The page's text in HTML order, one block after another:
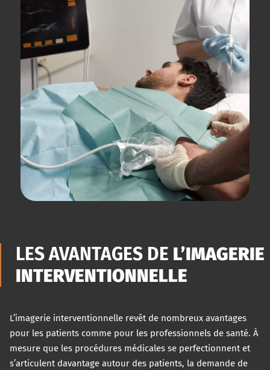
LES AVANTAGES DE L’IMAGERIE
INTERVENTIONNELLE
L’imagerie interventionnelle revêt de nombreux avantages
pour les patients comme pour les professionnels de santé. À
mesure que les procédures médicales se perfectionnent et
s’articulent davantage autour des patients, la demande de